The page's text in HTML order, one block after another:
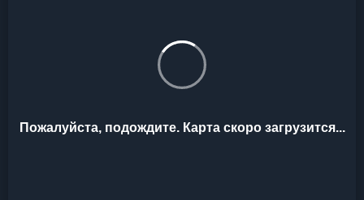
Пожалуйста, подождите. Карта скоро загрузится...